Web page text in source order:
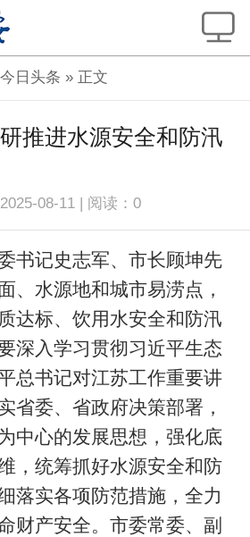
今日头条 » 正文
推进水源安全和防汛
2025-08-11 | 阅读：0
书记史志军、市长顾坤先
、水源地和城市易涝点，
达标、饮用水安全和防汛
深入学习贯彻习近平生态
总书记对江苏工作重要讲
省委、省政府决策部署，
中心的发展思想，强化底
，统筹抓好水源安全和防
落实各项防范措施，全力
财产安全。市委常委、副